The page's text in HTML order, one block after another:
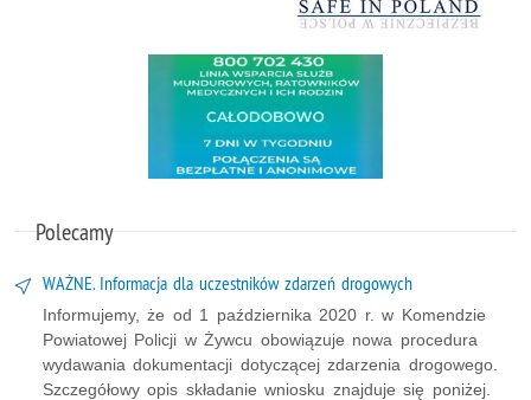
Polecamy
WAŻNE. Informacja dla uczestników zdarzeń drogowych
Informujemy, że od 1 października 2020 r. w Komendzie
Powiatowej Policji w Żywcu obowiązuje nowa procedura
wydawania dokumentacji dotyczącej zdarzenia drogowego.
Szczegółowy opis składanie wniosku znajduje się poniżej.